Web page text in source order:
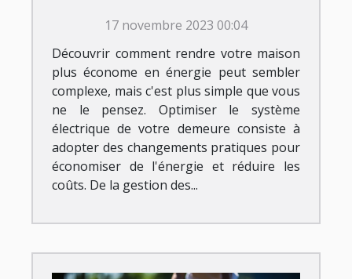
17 novembre 2023 00:04
Découvrir comment rendre votre maison
plus économe en énergie peut sembler
complexe, mais c'est plus simple que vous
ne le pensez. Optimiser le système
électrique de votre demeure consiste à
adopter des changements pratiques pour
économiser de l'énergie et réduire les
coûts. De la gestion des...